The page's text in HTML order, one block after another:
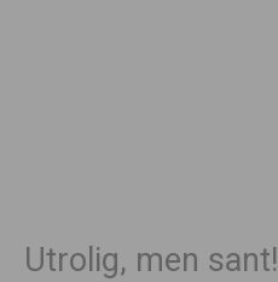
Utrolig, men sant!